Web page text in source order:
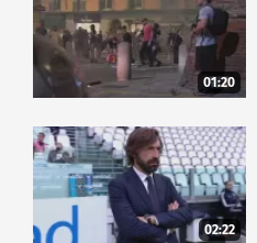
01:20
02:22